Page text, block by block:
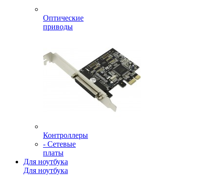
Оптические
приводы
Контроллеры
- Сетевые
платы
Для ноутбука
Для ноутбука